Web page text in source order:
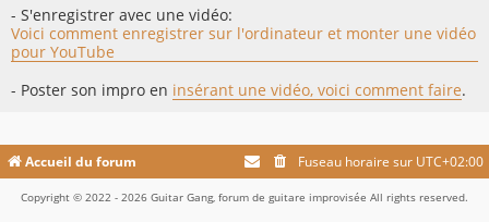
- S'enregistrer avec une vidéo:
Voici comment enregistrer sur l'ordinateur et monter une vidéo
pour YouTube
- Poster son impro en insérant une vidéo, voici comment faire.
Accueil du forum Fuseau horaire sur UTC+02:00
Copyright © 2022 - 2026 Guitar Gang, forum de guitare improvisée All rights reserved.